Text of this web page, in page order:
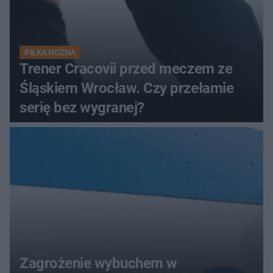
PIŁKA NOŻNA
Trener Cracovii przed meczem ze
Śląskiem Wrocław. Czy przełamie
serię bez wygranej?
Zagrożenie wybuchem w